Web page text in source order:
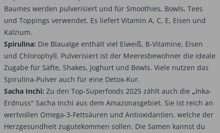
Baumes werden pulverisiert und für Smoothies, Bowls, Tees
und Toppings verwendet. Es liefert Vitamin A, C, E, Eisen und
Kalzium.
Spirulina: Die Blaualge enthält viel Eiweiß, B-Vitamine, Eisen
und Chlorophyll. Pulverisiert ist der Meeresbewohner die ideale
Zugabe für Säfte, Shakes, Joghurt und Bowls. Viele nutzen das
Spirulina-Pulver auch für eine Detox-Kur.
Sacha Inchi: Zu den Top-Superfoods 2025 zählt auch die „Inka-
Erdnuss" Sacha Inchi aus dem Amazonasgebiet. Sie ist reich an
wertvollen Omega-3-Fettsäuren und Antioxidantien, welche der
Herzgesundheit zugutekommen sollen. Die Samen kannst du